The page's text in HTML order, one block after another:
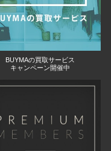
BUYMAの買取サービス
キャンペーン開催中